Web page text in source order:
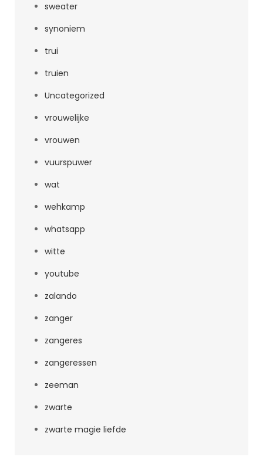
sweater
synoniem
trui
truien
Uncategorized
vrouwelijke
vrouwen
vuurspuwer
wat
wehkamp
whatsapp
witte
youtube
zalando
zanger
zangeres
zangeressen
zeeman
zwarte
zwarte magie liefde